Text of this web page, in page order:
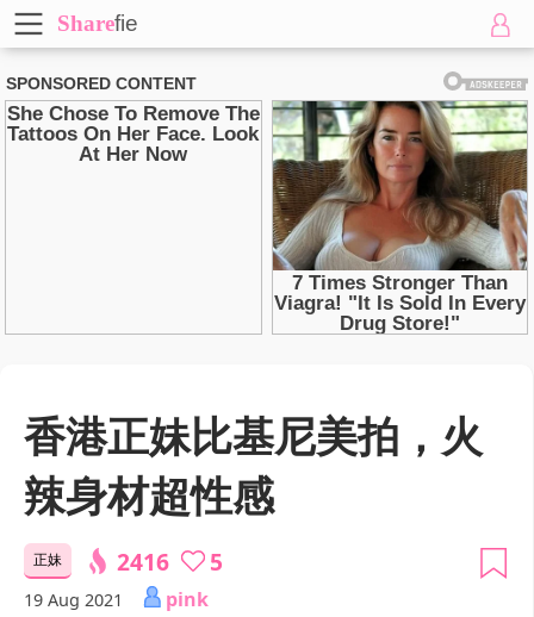
Sharefie
香港正妹比基尼美拍，火
辣身材超性感
正妹 2416 5
19 Aug 2021 pink